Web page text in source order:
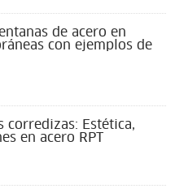
de acero en
con ejemplos de
corredizas: Estética,
en acero RPT